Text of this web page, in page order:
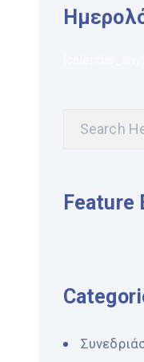
Feature